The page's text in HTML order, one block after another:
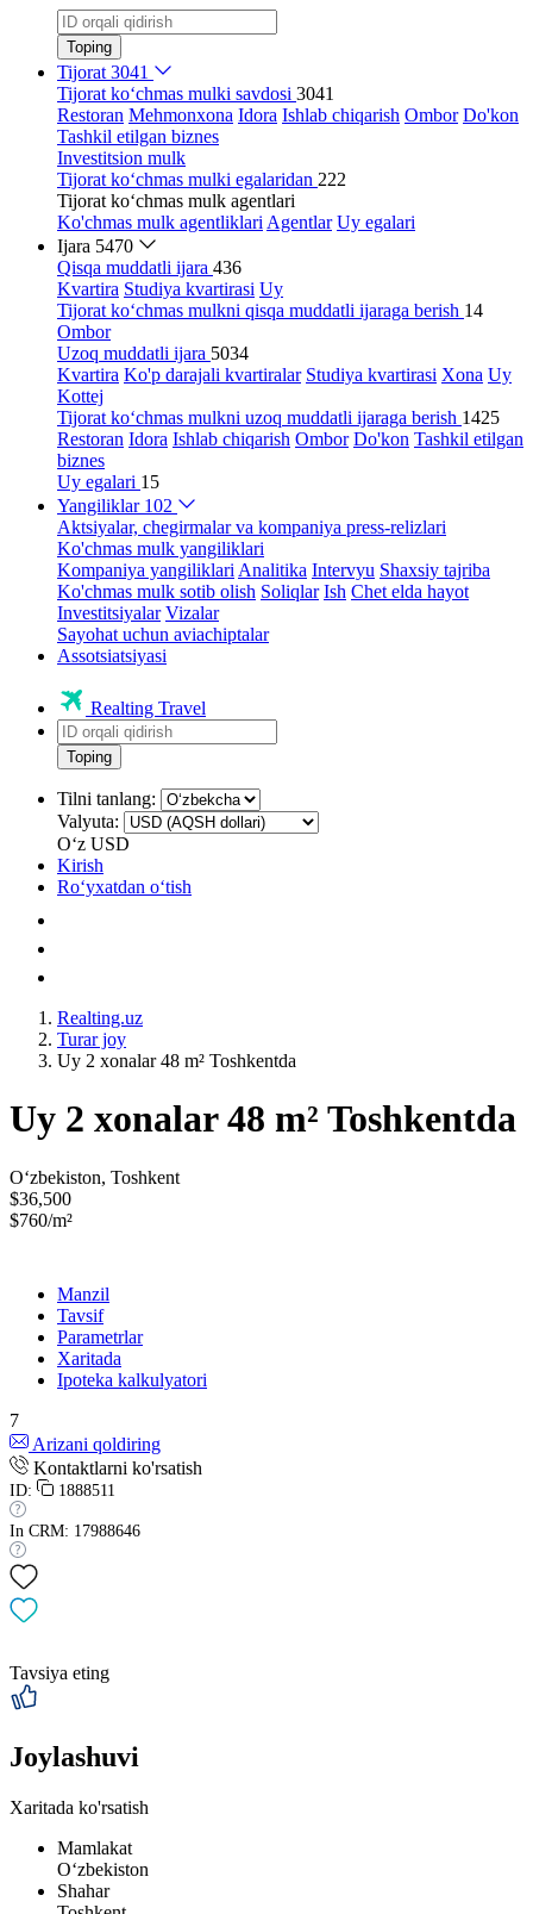
Toping
Tijorat 3041
Tijorat ko‘chmas mulki savdosi 3041
Restoran Mehmonxona Idora Ishlab chiqarish Ombor Do'kon
Tashkil etilgan biznes
Investitsion mulk
Tijorat ko‘chmas mulki egalaridan 222
Tijorat ko‘chmas mulk agentlari
Ko'chmas mulk agentliklari Agentlar Uy egalari
Ijara 5470
Qisqa muddatli ijara 436
Kvartira Studiya kvartirasi Uy
Tijorat ko‘chmas mulkni qisqa muddatli ijaraga berish 14
Ombor
Uzoq muddatli ijara 5034
Kvartira Ko'p darajali kvartiralar Studiya kvartirasi Xona Uy
Kottej
Tijorat ko‘chmas mulkni uzoq muddatli ijaraga berish 1425
Restoran Idora Ishlab chiqarish Ombor Do'kon Tashkil etilgan
biznes
Uy egalari 15
Yangiliklar 102
Aktsiyalar, chegirmalar va kompaniya press-relizlari
Ko'chmas mulk yangiliklari
Kompaniya yangiliklari Analitika Intervyu Shaxsiy tajriba
Ko'chmas mulk sotib olish Soliqlar Ish Chet elda hayot
Investitsiyalar Vizalar
Sayohat uchun aviachiptalar
Assotsiatsiyasi
Realting Travel
Toping
Tilni tanlang:
Valyuta:
Oʻz USD
Kirish
Roʻyxatdan oʻtish
Realting.uz
Turar joy
Uy 2 xonalar 48 m² Toshkentda
Uy 2 xonalar 48 m² Toshkentda
Oʻzbekiston, Toshkent
$36,500
$760/m²
Manzil
Tavsif
Parametrlar
Xaritada
Ipoteka kalkulyatori
7
Arizani qoldiring
Kontaktlarni ko'rsatish
ID: 1888511
In CRM: 17988646
Tavsiya eting
Joylashuvi
Xaritada ko'rsatish
Mamlakat
Oʻzbekiston
Shahar